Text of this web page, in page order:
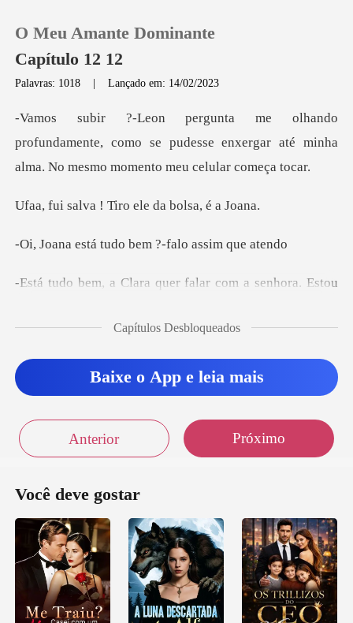
0
Loja
Histórico
O Meu Amante Dominante
Capítulo 12 12
Palavras: 1018 |Lançado em: 14/02/2023
damente, como se pudesse enxergar até minha
al
! Tiro ele da
tudo bem ?-falo
r falar com a senhora. Esto
Capítulos Desbloqueados
Baixe o App e leia mais
Anterior Próximo
Você deve gostar